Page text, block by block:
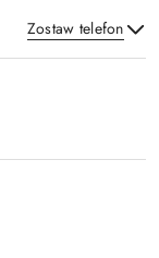
Zostaw telefon